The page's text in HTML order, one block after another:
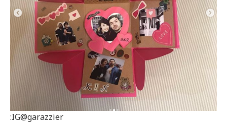
:IG@garazzier